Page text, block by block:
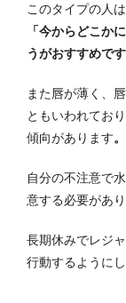
このタイプの人
「今からどこか
うがおすすめです
また唇が薄く、
ともいわれてお
傾向があります。
自分の不注意で
意する必要があり
長期休みでレジ
行動するようにし